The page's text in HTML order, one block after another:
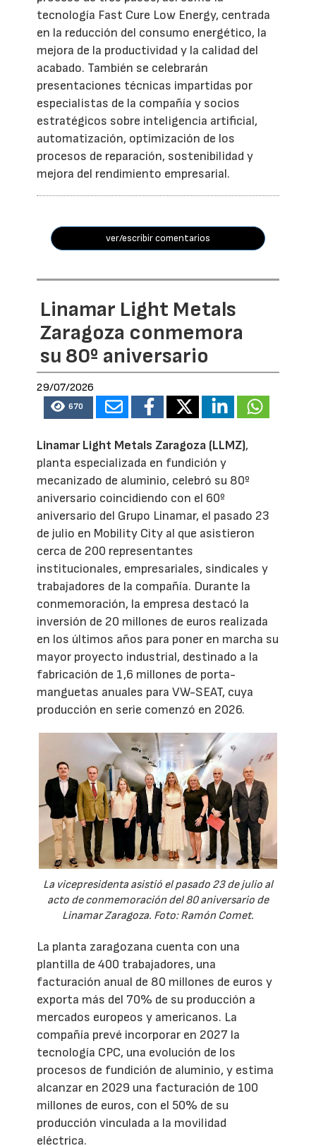
tecnología Fast Cure Low Energy, centrada
en la reducción del consumo energético, la
mejora de la productividad y la calidad del
acabado. También se celebrarán
presentaciones técnicas impartidas por
especialistas de la compañía y socios
estratégicos sobre inteligencia artificial,
automatización, optimización de los
procesos de reparación, sostenibilidad y
mejora del rendimiento empresarial.
ver/escribir comentarios
Linamar Light Metals
Zaragoza conmemora
su 80º aniversario
29/07/2026
670
Linamar Light Metals Zaragoza (LLMZ),
planta especializada en fundición y
mecanizado de aluminio, celebró su 80º
aniversario coincidiendo con el 60º
aniversario del Grupo Linamar, el pasado 23
de julio en Mobility City al que asistieron
cerca de 200 representantes
institucionales, empresariales, sindicales y
trabajadores de la compañía. Durante la
conmemoración, la empresa destacó la
inversión de 20 millones de euros realizada
en los últimos años para poner en marcha su
mayor proyecto industrial, destinado a la
fabricación de 1,6 millones de porta-
manguetas anuales para VW-SEAT, cuya
producción en serie comenzó en 2026.
La vicepresidenta asistió el pasado 23 de julio al
acto de conmemoración del 80 aniversario de
Linamar Zaragoza. Foto: Ramón Comet.
La planta zaragozana cuenta con una
plantilla de 400 trabajadores, una
facturación anual de 80 millones de euros y
exporta más del 70% de su producción a
mercados europeos y americanos. La
compañía prevé incorporar en 2027 la
tecnología CPC, una evolución de los
procesos de fundición de aluminio, y estima
alcanzar en 2029 una facturación de 100
millones de euros, con el 50% de su
producción vinculada a la movilidad
eléctrica.